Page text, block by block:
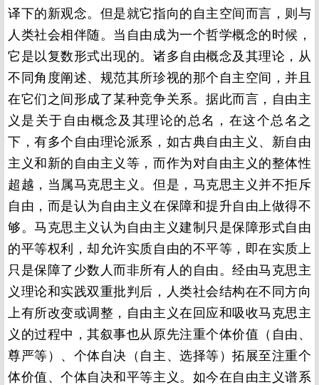
译下的新观念。但是就它指向的自主空间而言，则与
人类社会相伴随。当自由成为一个哲学概念的时候，
它是以复数形式出现的。诸多自由概念及其理论，从
不同角度阐述、规范其所珍视的那个自主空间，并且
在它们之间形成了某种竞争关系。据此而言，自由主
义是关于自由概念及其理论的总名，在这个总名之
下，有多个自由理论派系，如古典自由主义、新自由
主义和新的自由主义等，而作为对自由主义的整体性
超越，当属马克思主义。但是，马克思主义并不拒斥
自由，而是认为自由主义在保障和提升自由上做得不
够。马克思主义认为自由主义建制只是保障形式自由
的平等权利，却允许实质自由的不平等，即在实质上
只是保障了少数人而非所有人的自由。经由马克思主
义理论和实践双重批判后，人类社会结构在不同方向
上有所改变或调整，自由主义在回应和吸收马克思主
义的过程中，其叙事也从原先注重个体价值（自由、
尊严等）、个体自决（自主、选择等）拓展至注重个
体价值、个体自决和平等主义。如今在自由主义谱系